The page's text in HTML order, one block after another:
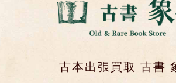
古本出張買取 古書